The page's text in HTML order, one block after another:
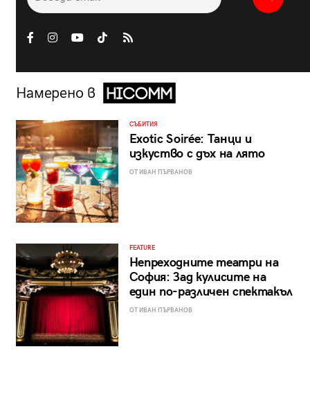
Намерено в
СЪБИТИЯ
Exotic Soirée: Танци и
изкуство с дъх на лято
ОТ ИВАН ПЪРВАНОВ
FEATURE
Непреходните театри на
София: Зад кулисите на
един по-различен спектакъл
ОТ ИВАН ПЪРВАНОВ